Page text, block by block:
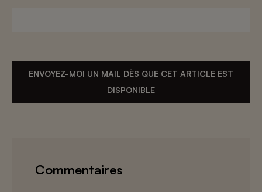
ENVOYEZ-MOI UN MAIL DÈS QUE CET ARTICLE EST
DISPONIBLE
Commentaires